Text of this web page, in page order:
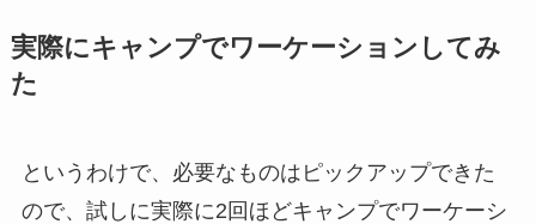
実際にキャンプでワーケーションしてみ
た
というわけで、必要なものはピックアップできた
ので、試しに実際に2回ほどキャンプでワーケーシ